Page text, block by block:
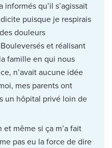
qu’il s’agissait
puisque je respirais
douleurs
et réalisant
famille en qui nous
n’avait aucune idée
mes parents ont
un hôpital privé loin de
et même si ça m’a fait
pas eu la force de dire